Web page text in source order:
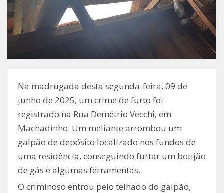
Na madrugada desta segunda-feira, 09 de
junho de 2025, um crime de furto foi
registrado na Rua Demétrio Vecchi, em
Machadinho. Um meliante arrombou um
galpão de depósito localizado nos fundos de
uma residência, conseguindo furtar um botijão
de gás e algumas ferramentas.
O criminoso entrou pelo telhado do galpão,